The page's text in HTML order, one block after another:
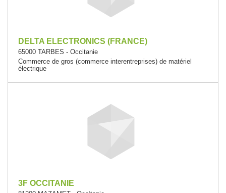
DELTA ELECTRONICS (FRANCE)
65000 TARBES - Occitanie
Commerce de gros (commerce interentreprises) de matériel
électrique
3F OCCITANIE